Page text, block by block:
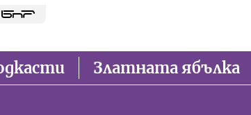
Златната ябълка